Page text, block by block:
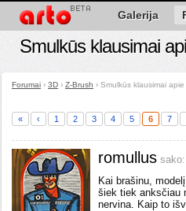
Galerija
Smulkūs klausimai
Forumai › 3D › Z-Brush › Smulkūs klausimai apie
« ‹ 1 2 3 4 5 6 7
romullus sako:
Kai brašinu,
šiek tiek anksčiau
nervina. Kaip to